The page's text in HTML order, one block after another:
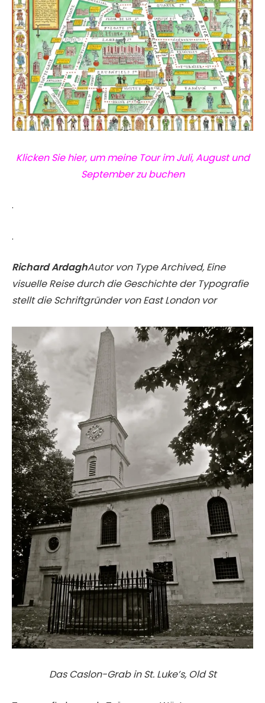
Klicken Sie hier, um meine Tour im Juli, August und
September zu buchen
.
.
Richard ArdaghAutor von Type Archived, Eine
visuelle Reise durch die Geschichte der Typografie
stellt die Schriftgründer von East London vor
Das Caslon-Grab in St. Luke’s, Old St